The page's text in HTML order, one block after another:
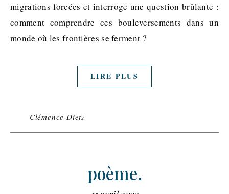
migrations forcées et interroge une question brûlante :
comment comprendre ces bouleversements dans un
monde où les frontières se ferment ?
LIRE PLUS
Clémence Dietz
poème.